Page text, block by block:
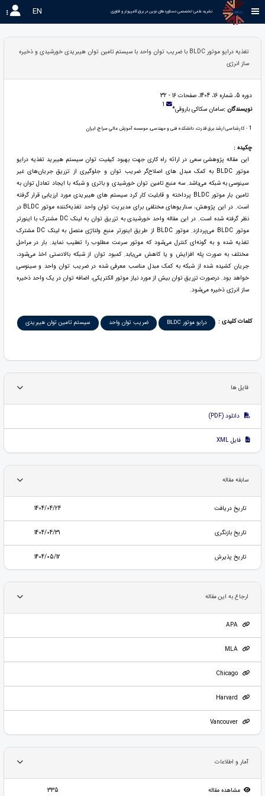
نشریه علمی-تخصصی دستاوردهای نوین در برق،کامپیوتر و فناوری EN
تغذیه درایو موتور BLDC با ضریب توان واحد با سیستم تامین توان هیبریدی خورشیدی و ذخیره
ساز انرژی
دوره 5، شماره 16، 1404، صفحات 16 - 32
نویسندگان :سامان سکاکی باروقی* 1
1 - کارشناسی ارشد برق قدرت، دانشکده فنی و مهندسی، موسسه آموزش عالي سراج، ایران
چکیده :
این مقاله پژوهشی سعی در ارائه راه کاری جهت بهبود کیفیت توان سیستم هیبرید تغذیه درایو
موتور BLDC به کمک مبدل های اصلاح‌گر ضریب توان و جلوگیری از تزریق جریان‌های غیر
سینوسی به شبکه می‌باشد. سه منبع تامین توان خورشیدی و باتری و شبکه با ایجاد تعادل توان به
تامین بار موتور BLDC پرداخته و قابلیت کار کرد سیستم های هیبریدی مورد ارزیابی قرار گرفته
است. در این پژوهش، سناریوهای مختلفی برای مدیریت توان واحد تغذیه‌کننده موتور BLDC در
نظر گرفته شده است. در این مقاله واحد خورشیدی به تزریق توان به لینک DC مشترک با اینورتر
موتور BLDC می‌پردازد. موتور‌ BLDC از طریق اینورتر منبع ولتاژی متصل به لینک DC مشترک
تغذیه شده و به گونه‌ای کنترل می‌شود که موتور سرعت مطلوب را تعقیب نماید. بار در مراحل
مختلف به صورت پله افزایش و یا کاهش می‌یابد. کمبود‌ توان از شبکه بالادستی اخذ می‌شود،
جریان کشیده شده از شبکه به کمک مبدل مناسب معرفی شده در ضریب توان واحد و سینوسی
خواهد بود. درصورت تزریق توان بیش از مورد نیاز موتور الکتریکی، اضافه توان در یک واحد ذخیره
ساز انرژی ذخیره می‌شود.
کلمات کلیدی : درایو موتور BLDC ضریب توان واحد سیستم تامین توان هیبریدی
فایل ها
دانلود (PDF)
فایل XML
سابقه مقاله
تاریخ دریافت 1404/04/24
تاریخ بازنگری 1404/04/31
تاریخ پذیرش 1404/05/12
ارجاع به این مقاله
APA
MLA
Chicago
Vancouver
آمار و اطلاعات
مشاهده مقاله 335